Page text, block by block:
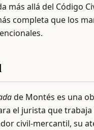
más allá del Código
completa que los
de Montés es una
el jurista que
civil-mercantil, su